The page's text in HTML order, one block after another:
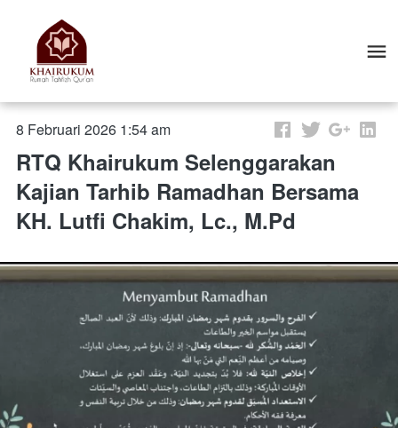
8 Februari 2026 1:54 am
RTQ Khairukum Selenggarakan
Kajian Tarhib Ramadhan Bersama
KH. Lutfi Chakim, Lc., M.Pd